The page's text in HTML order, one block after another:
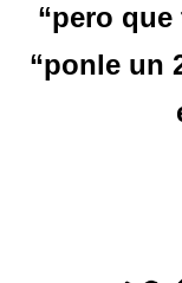
“pero
“ponle un